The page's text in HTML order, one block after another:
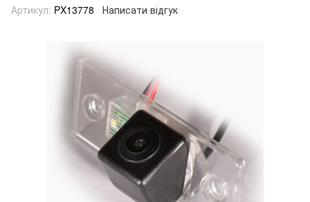
Артикул: PX13778 Написати відгук